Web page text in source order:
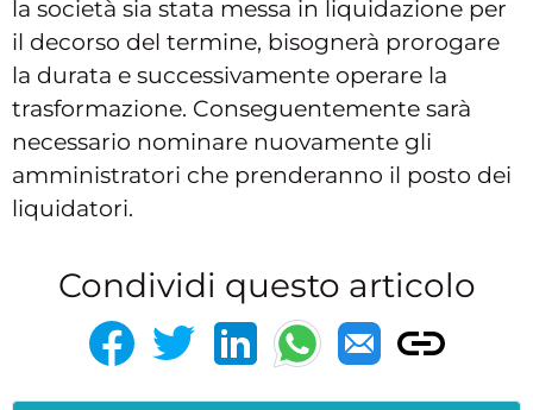
la società sia stata messa in liquidazione per
il decorso del termine, bisognerà prorogare
la durata e successivamente operare la
trasformazione. Conseguentemente sarà
necessario nominare nuovamente gli
amministratori che prenderanno il posto dei
liquidatori.
Condividi questo articolo